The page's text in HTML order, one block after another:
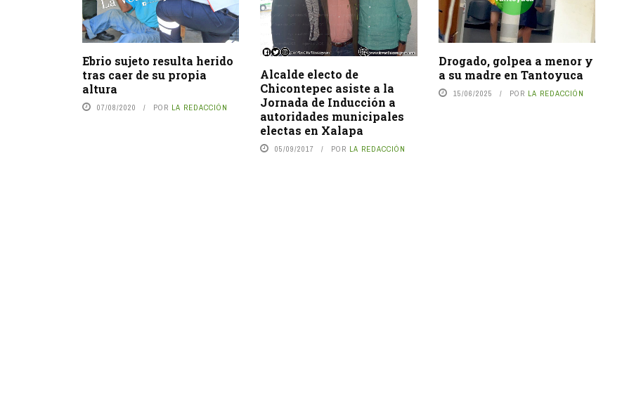
Ebrio sujeto resulta herido
tras caer de su propia
altura
07/08/2020 POR LA REDACCIÓN
Alcalde electo de
Chicontepec asiste a la
Jornada de Inducción a
autoridades municipales
electas en Xalapa
05/09/2017 POR LA REDACCIÓN
Drogado, golpea a menor y
a su madre en Tantoyuca
15/06/2025 POR LA REDACCIÓN